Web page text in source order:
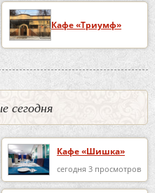
Кафе «Триумф»
сегодня
Кафе «Шишка»
сегодня 3 просмотров